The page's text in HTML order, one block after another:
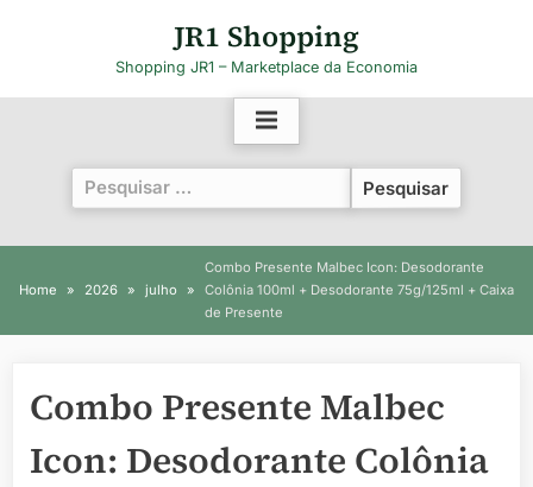
JR1 Shopping
Shopping JR1 – Marketplace da Economia
Pesquisar
por:
Home 2026 julho
Combo Presente Malbec Icon: Desodorante
Colônia 100ml + Desodorante 75g/125ml + Caixa
de Presente
Combo Presente Malbec
Icon: Desodorante Colônia